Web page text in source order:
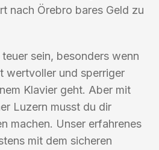
nach Örebro bares Geld zu
sein, besonders wenn
wertvoller und sperriger
Klavier geht. Aber mit
Luzern musst du dir
machen. Unser erfahrenes
mit dem sicheren